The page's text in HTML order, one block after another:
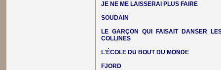
JE NE ME LAISSERAI PLUS FAIRE
SOUDAIN
LE GARÇON QUI FAISAIT DANSER
COLLINES
L'ÉCOLE DU BOUT DU MONDE
FJORD